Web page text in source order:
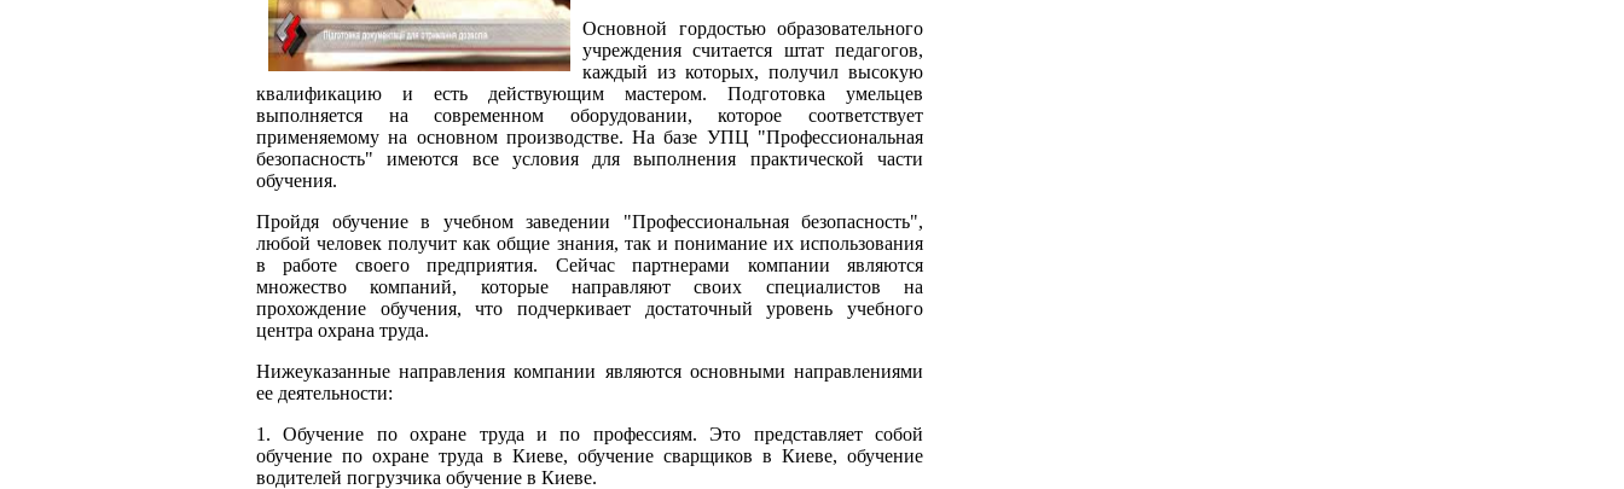
Основной гордостью образовательного
учреждения считается штат педагогов,
каждый из которых, получил высокую
квалификацию и есть действующим мастером. Подготовка умельцев
выполняется на современном оборудовании, которое соответствует
применяемому на основном производстве. На базе УПЦ "Профессиональная
безопасность" имеются все условия для выполнения практической части
обучения.
Пройдя обучение в учебном заведении "Профессиональная безопасность",
любой человек получит как общие знания, так и понимание их использования
в работе своего предприятия. Сейчас партнерами компании являются
множество компаний, которые направляют своих специалистов на
прохождение обучения, что подчеркивает достаточный уровень учебного
центра охрана труда.
Нижеуказанные направления компании являются основными направлениями
ее деятельности:
1. Обучение по охране труда и по профессиям. Это представляет собой
обучение по охране труда в Киеве, обучение сварщиков в Киеве, обучение
водителей погрузчика обучение в Киеве.